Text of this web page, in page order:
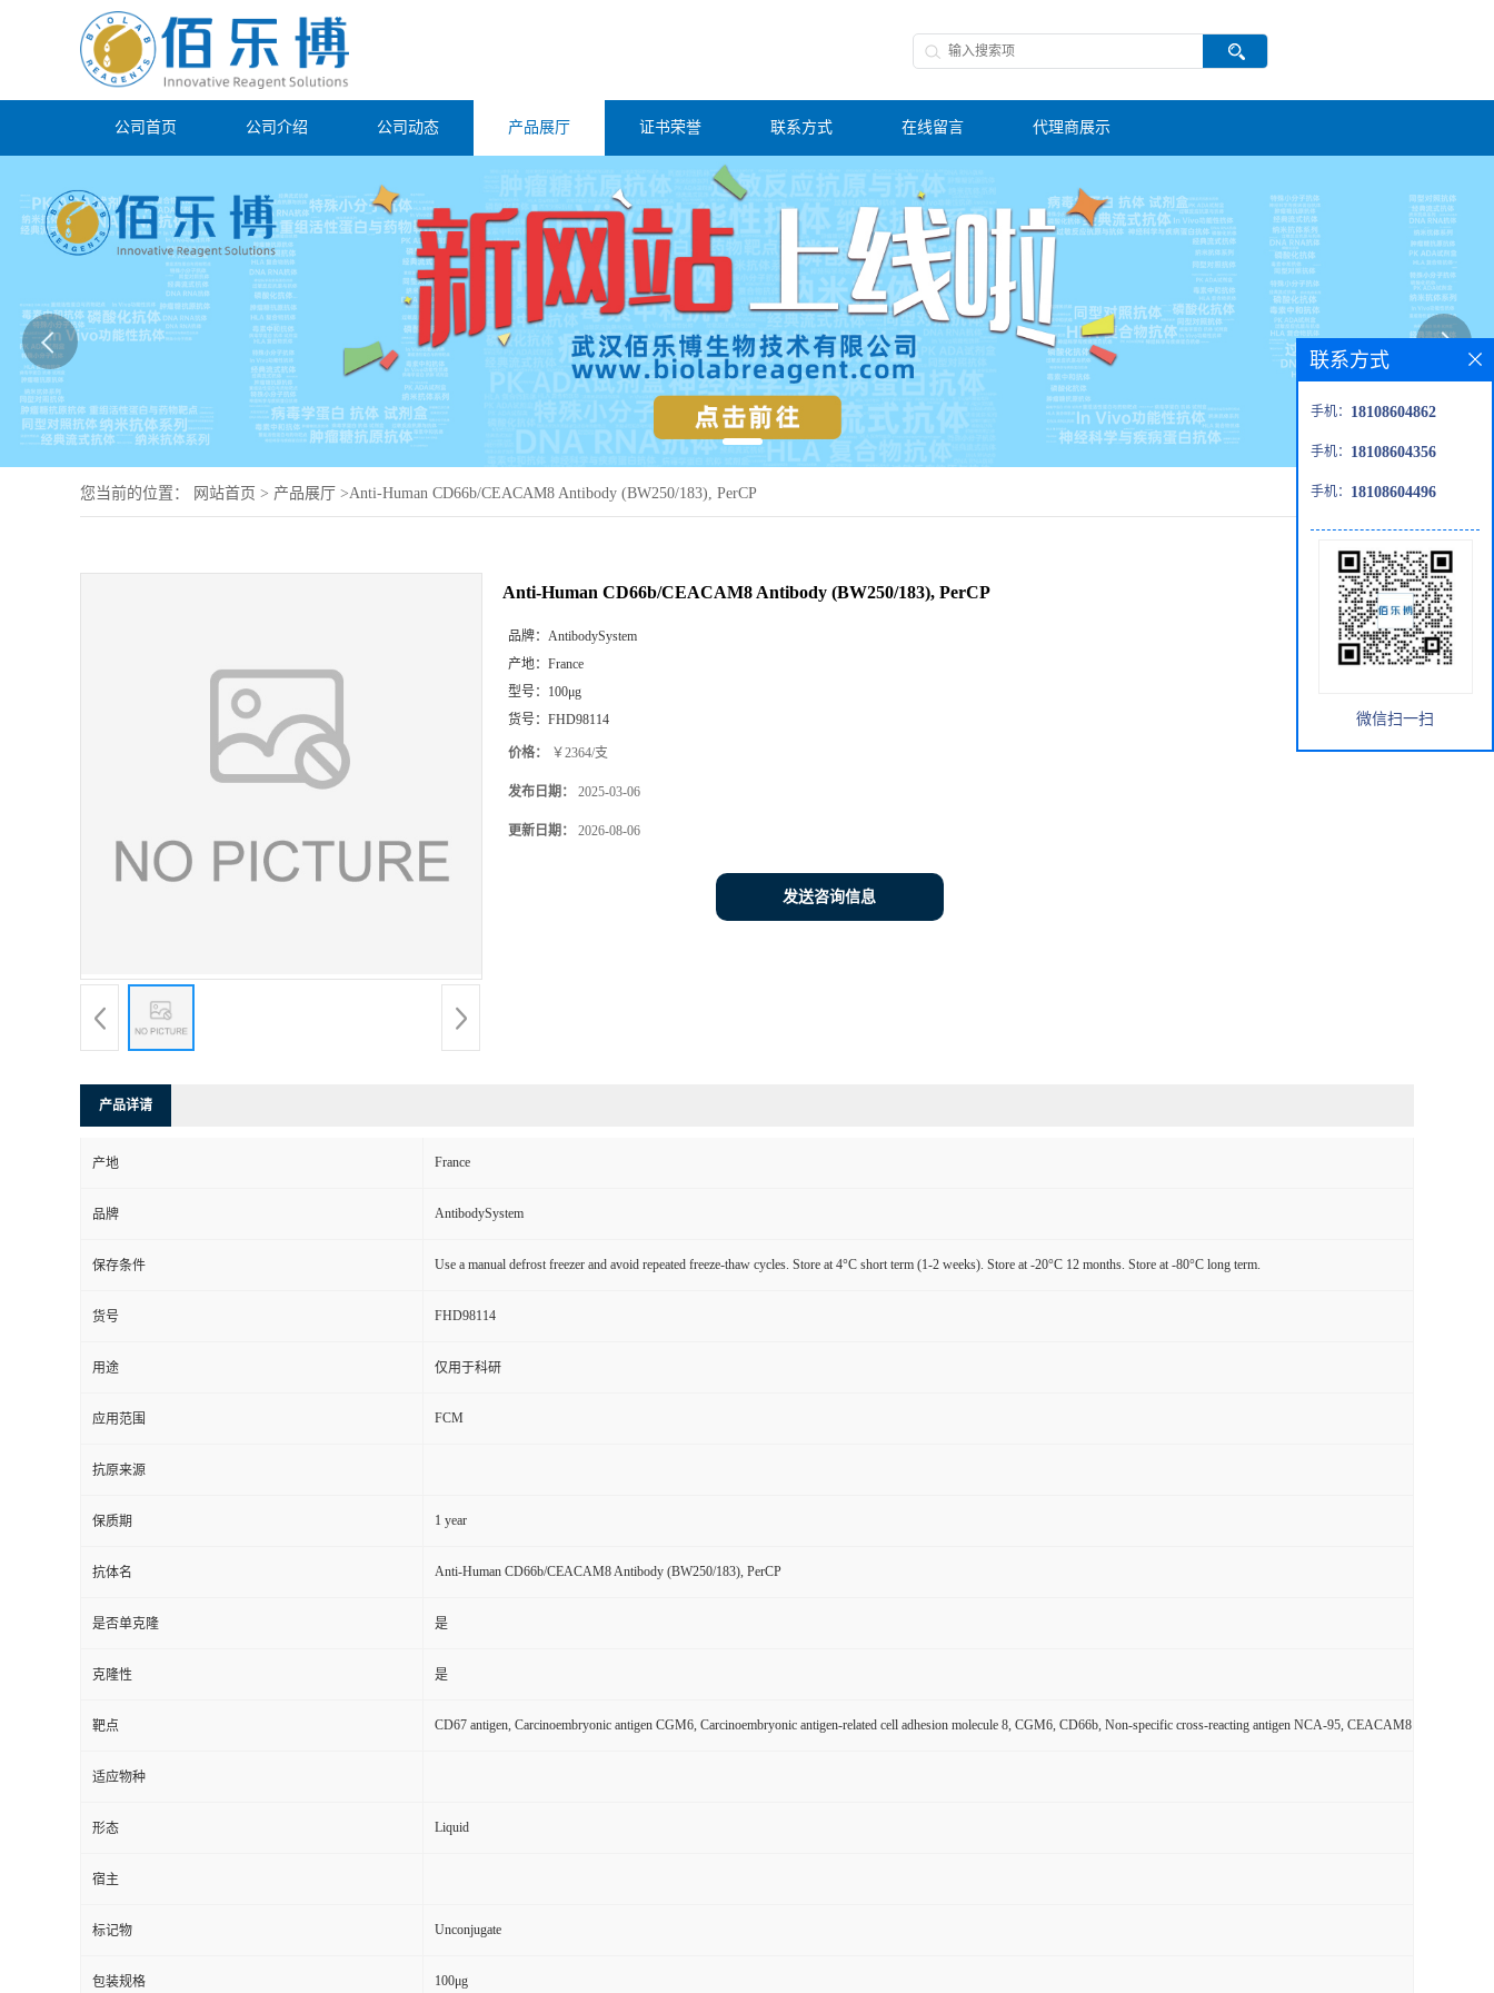
公司首页 公司介绍 公司动态 产品展厅 证书荣誉 联系方式 在线留言 代理商展示
您当前的位置： 网站首页 > 产品展厅 >Anti-Human CD66b/CEACAM8 Antibody (BW250/183), PerCP
Anti-Human CD66b/CEACAM8 Antibody (BW250/183), PerCP
品牌： AntibodySystem
产地： France
型号： 100μg
货号： FHD98114
价格： ￥2364/支
发布日期： 2025-03-06
更新日期： 2026-08-06
发送咨询信息
产品详请
产地 France
品牌 AntibodySystem
保存条件 Use a manual defrost freezer and avoid repeated freeze-thaw cycles. Store at 4°C short term (1-2 weeks). Store at -20°C 12 months. Store at -80°C long term.
货号 FHD98114
用途 仅用于科研
应用范围 FCM
抗原来源
保质期 1 year
抗体名 Anti-Human CD66b/CEACAM8 Antibody (BW250/183), PerCP
是否单克隆 是
克隆性 是
靶点 CD67 antigen, Carcinoembryonic antigen CGM6, Carcinoembryonic antigen-related cell adhesion molecule 8, CGM6, CD66b, Non-specific cross-reacting antigen NCA-95, CEACAM8
适应物种
形态 Liquid
宿主
标记物 Unconjugate
包装规格 100μg
联系方式
手机： 18108604862
手机： 18108604356
手机： 18108604496
微信扫一扫